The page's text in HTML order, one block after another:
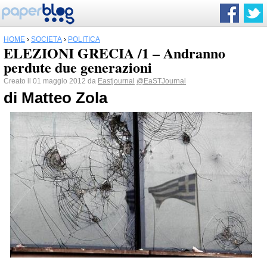
HOME › SOCIETÀ › POLITICA
ELEZIONI GRECIA /1 – Andranno
perdute due generazioni
Creato il 01 maggio 2012 da Eastjournal @EaSTJournal
di Matteo Zola